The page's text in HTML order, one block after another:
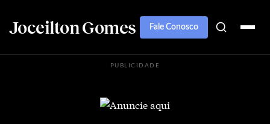
Joceilton Gomes Fale Conosco
PUBLICIDADE